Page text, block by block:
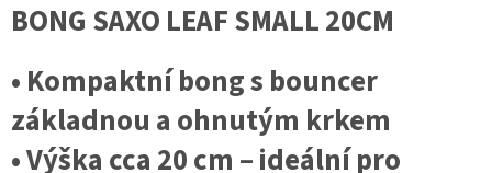
BONG SAXO LEAF SMALL 20CM
• Kompaktní bong s bouncer
základnou a ohnutým krkem
• Výška cca 20 cm – ideální pro